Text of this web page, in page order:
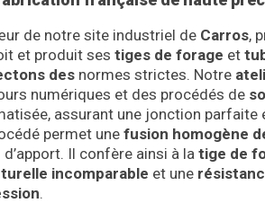
de notre site industriel de Carros,
et produit ses tiges de forage et
des normes strictes. Notre
numériques et des procédés de
assurant une jonction parfaite
permet une fusion homogène
Il confère ainsi à la tige de
incomparable et une
.